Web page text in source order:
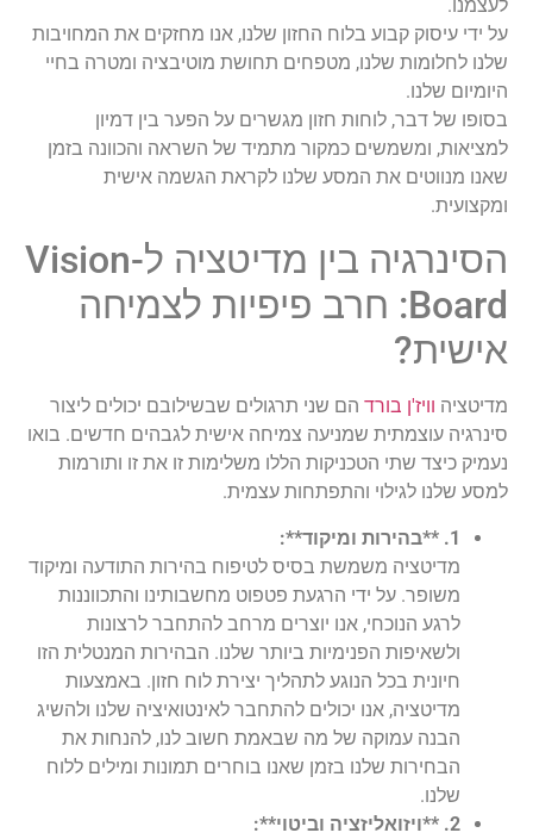
לעצמנו.
על ידי עיסוק קבוע בלוח החזון שלנו, אנו מחזקים את המחויבות
שלנו לחלומות שלנו, מטפחים תחושת מוטיבציה ומטרה בחיי
היומיום שלנו.
בסופו של דבר, לוחות חזון מגשרים על הפער בין דמיון
למציאות, ומשמשים כמקור מתמיד של השראה והכוונה בזמן
שאנו מנווטים את המסע שלנו לקראת הגשמה אישית
ומקצועית.
הסינרגיה בין מדיטציה ל-Vision
Board: חרב פיפיות לצמיחה
אישית?
מדיטציה וויז'ן בורד הם שני תרגולים שבשילובם יכולים ליצור
סינרגיה עוצמתית שמניעה צמיחה אישית לגבהים חדשים. בואו
נעמיק כיצד שתי הטכניקות הללו משלימות זו את זו ותורמות
למסע שלנו לגילוי והתפתחות עצמית.
1. **בהירות ומיקוד**:
מדיטציה משמשת בסיס לטיפוח בהירות התודעה ומיקוד
משופר. על ידי הרגעת פטפוט מחשבותינו והתכווננות
לרגע הנוכחי, אנו יוצרים מרחב להתחבר לרצונות
ולשאיפות הפנימיות ביותר שלנו. הבהירות המנטלית הזו
חיונית בכל הנוגע לתהליך יצירת לוח חזון. באמצעות
מדיטציה, אנו יכולים להתחבר לאינטואיציה שלנו ולהשיג
הבנה עמוקה של מה שבאמת חשוב לנו, להנחות את
הבחירות שלנו בזמן שאנו בוחרים תמונות ומילים ללוח
שלנו.
2. **ויזואליזציה וביטוי**: